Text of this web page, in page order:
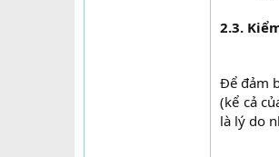
2.3.
Để đảm
(kể cả
là lý do